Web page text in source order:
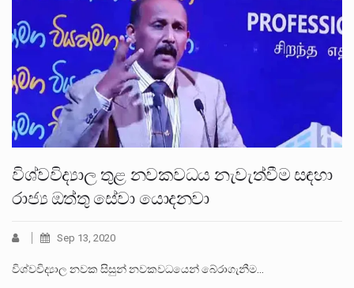
විශ්වවිද්‍යාල තුළ නවකවධය නැවැත්වීම සඳහා
රාජ්‍ය ඔත්තු සේවා යොදනවා
Sep 13, 2020
විශ්වවිද්‍යාල නවක සිසුන් නවකවධයෙන් බේරාගැනීම…